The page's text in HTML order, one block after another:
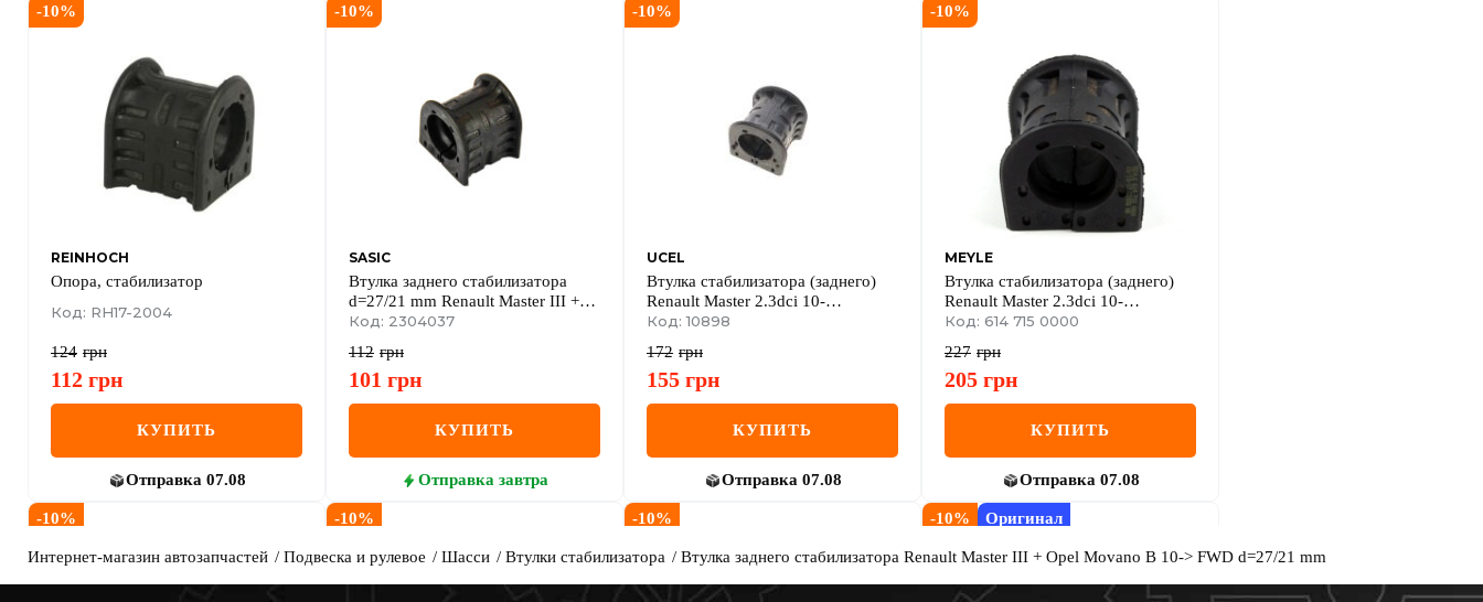
-10%
REINHOCH
Опора, стабилизатор
Код: RH17-2004
124 грн
112 грн
КУПИТЬ
Отправка 07.08
-10%
SASIC
Втулка заднего стабилизатора
d=27/21 mm Renault Master III +
Opel Movano B 10-> FWD
Код: 2304037
112 грн
101 грн
КУПИТЬ
Отправка завтра
-10%
UCEL
Втулка стабилизатора (заднего)
Renault Master 2.3dci 10-
(однокаточный)
Код: 10898
172 грн
155 грн
КУПИТЬ
Отправка 07.08
-10%
MEYLE
Втулка стабилизатора (заднего)
Renault Master 2.3dci 10-
(однокаточный) (22mm)
Код: 614 715 0000
227 грн
205 грн
КУПИТЬ
Отправка 07.08
-10% -10% -10% -10% Оригинал
Интернет-магазин автозапчастей Подвеска и рулевое Шасси Втулки стабилизатора Втулка заднего стабилизатора Renault Master III + Opel Movano B 10-> FWD d=27/21 mm